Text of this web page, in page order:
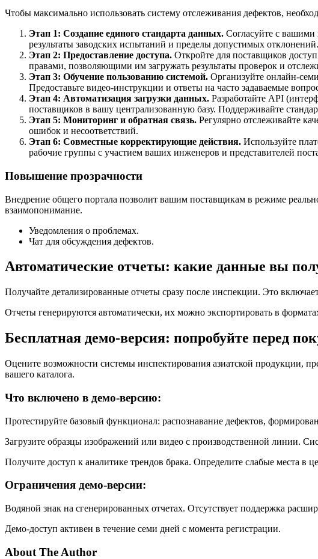
Чтобы максимально использовать систему отслеживания дефектов,
Этап 1: Создание единого стандарта данных. Согласуйте с
результаты заводских испытаний и пределы допустимых
Этап 2: Предоставление доступа. Откройте для поставщиков
правами, позволяющими им загружать результаты проверок и
Этап 3: Обучение пользованию системой. Организуйте онлайн-
Предоставьте видео-инструкции и ответы на часто задаваемые
Этап 4: Автоматизация загрузки данных. Разработайте API
поставщиков в вашу централизованную базу. Поддерживайте
Этап 5: Мониторинг и обратная связь. Регулярно отслеживайте
ошибок и несоответствий.
Этап 6: Совместные корректирующие действия. Используйте
рабочие группы с участием ваших инженеров и представителей
Повышение прозрачности
Внедрение общего портала позволит вашим поставщикам в режиме
взаимопонимание.
Уведомления о проблемах.
Чат для обсуждения дефектов.
Автоматические отчеты: какие данные вы
Получайте детализированные отчеты сразу после инспекции. Это
Отчеты генерируются автоматически, их можно экспортировать в
Бесплатная демо-версия: попробуйте перед
Оцените возможности системы инспектирования азиатской продукции,
вашего каталога.
Что включено в демо-версию:
Протестируйте базовый функционал: распознавание дефектов,
Загрузите образцы изображений или видео с производственной линии.
Получите доступ к аналитике трендов брака. Определите слабые места в
Ограничения демо-версии:
Водяной знак на сгенерированных отчетах. Отсутствует поддержка
Демо-доступ активен в течение семи дней с момента регистрации.
About The Author